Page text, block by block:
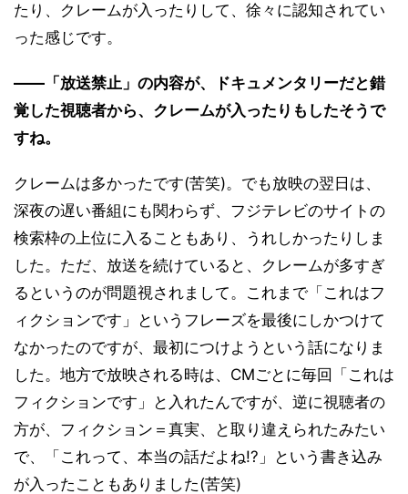
たり、クレームが入ったりして、徐々に認知されてい
った感じです。
――「放送禁止」の内容が、ドキュメンタリーだと錯
覚した視聴者から、クレームが入ったりもしたそうで
すね。
クレームは多かったです(苦笑)。でも放映の翌日は、
深夜の遅い番組にも関わらず、フジテレビのサイトの
検索枠の上位に入ることもあり、うれしかったりしま
した。ただ、放送を続けていると、クレームが多すぎ
るというのが問題視されまして。これまで「これはフ
ィクションです」というフレーズを最後にしかつけて
なかったのですが、最初につけようという話になりま
した。地方で放映される時は、CMごとに毎回「これは
フィクションです」と入れたんですが、逆に視聴者の
方が、フィクション＝真実、と取り違えられたみたい
で、「これって、本当の話だよね!?」という書き込み
が入ったこともありました(苦笑)